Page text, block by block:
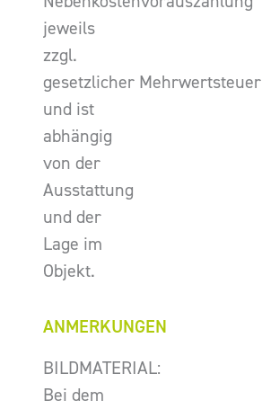
jeweils
zzgl.
gesetzlicher Mehrwertsteuer
und ist
abhängig
von der
Ausstattung
und der
Lage im
Objekt.
ANMERKUNGEN
BILDMATERIAL:
Bei dem